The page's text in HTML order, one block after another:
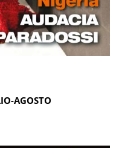
AGOSTO